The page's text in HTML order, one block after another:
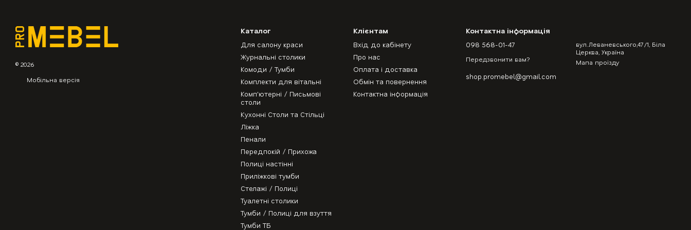
© 2026
Мобільна версія
Каталог
Для салону краси
Журнальні столики
Комоди / Тумби
Комплекти для вітальні
Комп'ютерні / Письмові
столи
Кухонні Столи та Стільці
Ліжка
Пенали
Передпокій / Прихожа
Полиці настінні
Приліжкові тумби
Стелажі / Полиці
Туалетні столики
Тумби / Полиці для взуття
Тумби ТБ
Клієнтам
Вхід до кабінету
Про нас
Оплата і доставка
Обмін та повернення
Контактна інформація
Контактна інформація
098 568-01-47
Передзвонити вам?
shop.promebel@gmail.com
вул.Леваневського,47/1, Біла
Церква, Україна
Мапа проїзду